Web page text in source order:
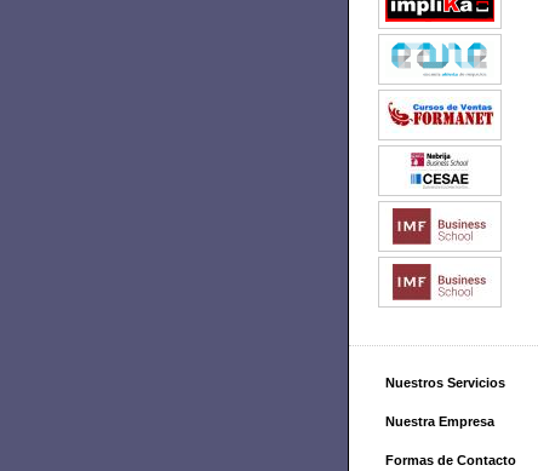
Nuestros Servicios
Nuestra Empresa
Formas de Contacto